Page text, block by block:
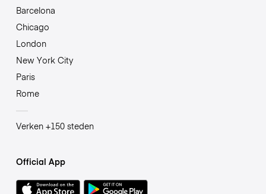
Barcelona
Chicago
London
New York City
Paris
Rome
Verken +150 steden
Official App